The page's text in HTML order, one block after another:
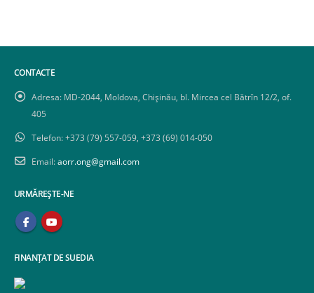
CONTACTE
Adresa: MD-2044, Moldova, Chișinău, bl. Mircea cel Bătrîn 12/2, of.
405
Telefon:+373 (79) 557-059, +373 (69) 014-050
Email:aorr.ong@gmail.com
URMĂREȘTE-NE
FINANȚAT DE SUEDIA